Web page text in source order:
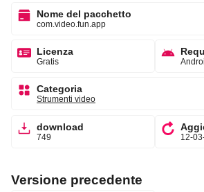
Nome del pacchetto
com.video.fun.app
Licenza
Gratis
Categoria
Strumenti video
download
749 12-
Versione precedente